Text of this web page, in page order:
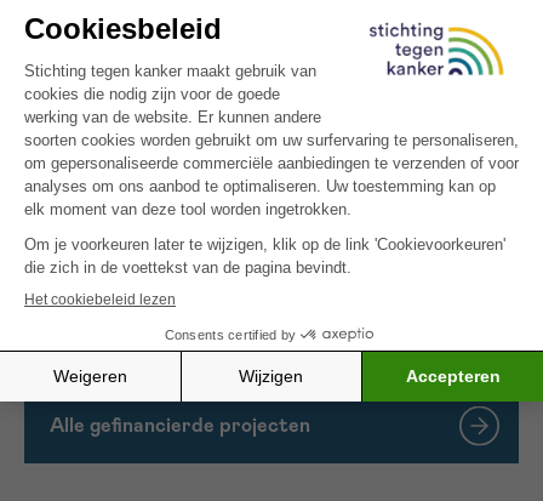
Bijgevolg zijn er nieuwe CAR-T cel strategieën
nodig. Hier stellen we voor om zowel de
stofwisseling van de CAR-T cellen te bestuderen
alsook de immuunsuppresieve tumor omgeving die
de effectiviteit van de CAR-T cellen beïnvloedt. Dit
zal nieuwe inzichten opleveren in welke processen
moeten getarget worden wanneer we overgaan op
combinatie therapiëen om betere responsen te
bereiken. Als ons project slaagt, zal dit leiden tot
resultaten die onmiddellijk vertaalbaar zijn naar de
kliniek, wat de behandeling van MM patiënten zal
Alle gefinancierde projecten